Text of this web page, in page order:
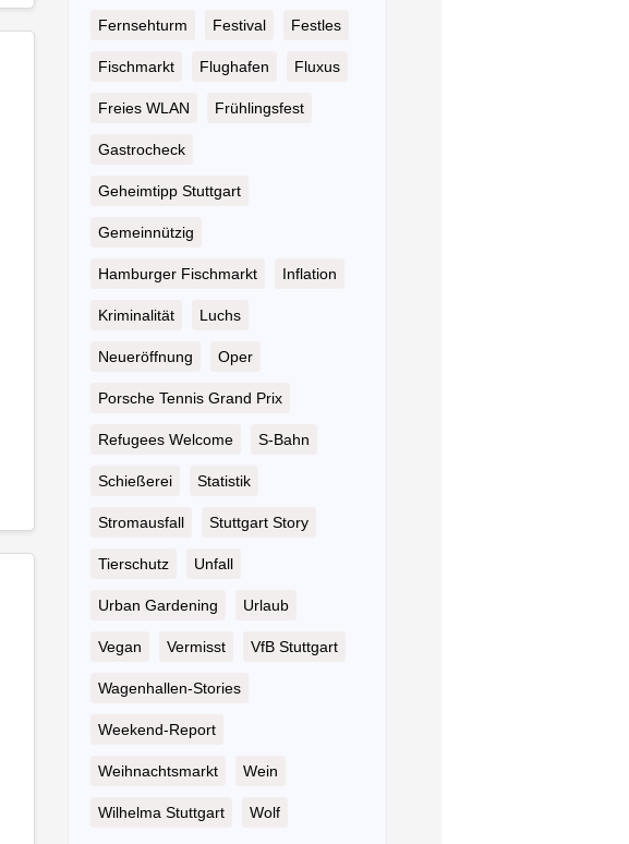
Fernsehturm Festival Festles
Fischmarkt Flughafen Fluxus
Freies WLAN Frühlingsfest
Gastrocheck
Geheimtipp Stuttgart
Gemeinnützig
Hamburger Fischmarkt Inflation
Kriminalität Luchs
Neueröffnung Oper
Porsche Tennis Grand Prix
Refugees Welcome S-Bahn
Schießerei Statistik
Stromausfall Stuttgart Story
Tierschutz Unfall
Urban Gardening Urlaub
Vegan Vermisst VfB Stuttgart
Wagenhallen-Stories
Weekend-Report
Weihnachtsmarkt Wein
Wilhelma Stuttgart Wolf